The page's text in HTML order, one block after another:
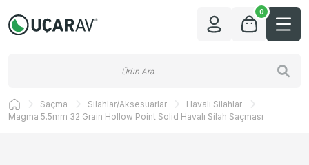
0
Saçma Silahlar/Aksesuarlar
Havalı Silahlar
Magma 5.5mm 32 Grain Hollow Point Solid Havalı Silah Saçması